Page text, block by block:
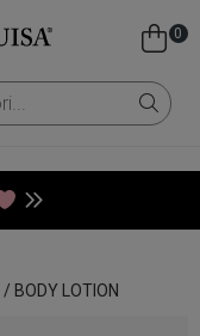
0
/ BODY LOTION